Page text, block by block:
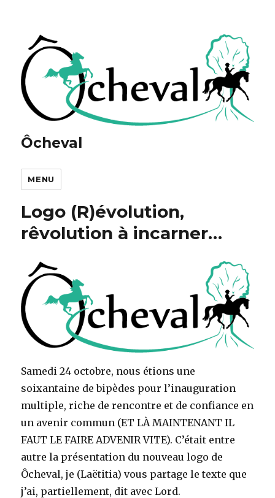
Ôcheval
MENU
Logo (R)évolution,
rêvolution à incarner…
Samedi 24 octobre, nous étions une
soixantaine de bipèdes pour l’inauguration
multiple, riche de rencontre et de confiance en
un avenir commun (ET LÀ MAINTENANT IL
FAUT LE FAIRE ADVENIR VITE). C’était entre
autre la présentation du nouveau logo de
Ôcheval, je (Laëtitia) vous partage le texte que
j’ai, partiellement, dit avec Lord.